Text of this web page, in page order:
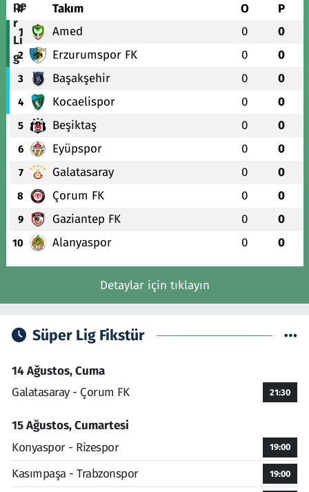
# Takım O P
1 Amed 0 0
2 Erzurumspor FK 0 0
3 Başakşehir 0 0
4 Kocaelispor 0 0
5 Beşiktaş 0 0
6 Eyüpspor 0 0
7 Galatasaray 0 0
8 Çorum FK 0 0
9 Gaziantep FK 0 0
10 Alanyaspor 0 0
Detaylar için tıklayın
Süper Lig Fikstür
14 Ağustos, Cuma
Galatasaray - Çorum FK
21:30
15 Ağustos, Cumartesi
Konyaspor - Rizespor
19:00
Kasımpaşa - Trabzonspor 19:00